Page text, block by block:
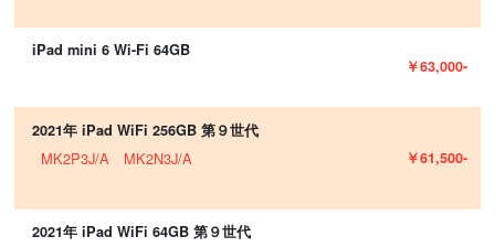
iPad mini 6 Wi-Fi 64GB
￥63,000-
2021年 iPad WiFi 256GB 第９世代
MK2P3J/A MK2N3J/A ￥61,500-
2021年 iPad WiFi 64GB 第９世代